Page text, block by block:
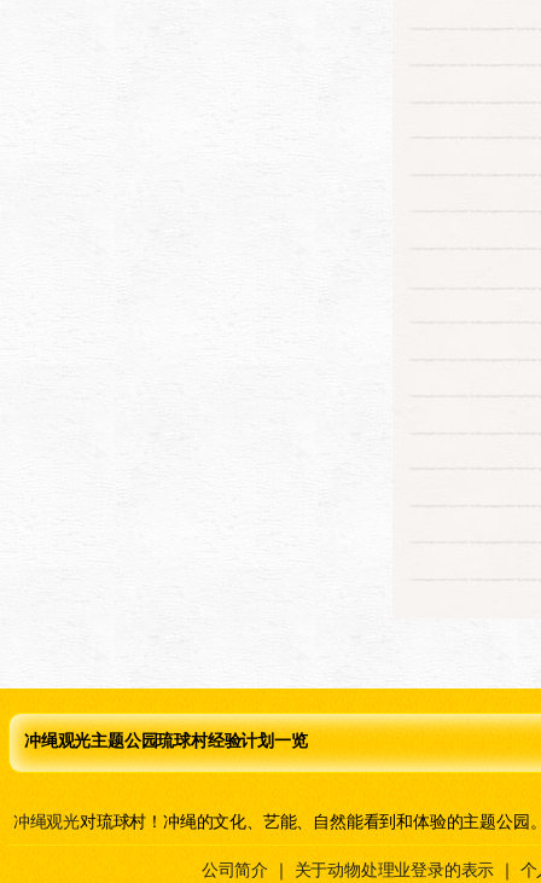
冲绳观光主题公园琉球村经验计划一览
冲绳观光对琉球村！冲绳的文化、艺能、自然能看到和体验的主题公园
公司简介 ｜ 关于动物处理业登录的表示 ｜